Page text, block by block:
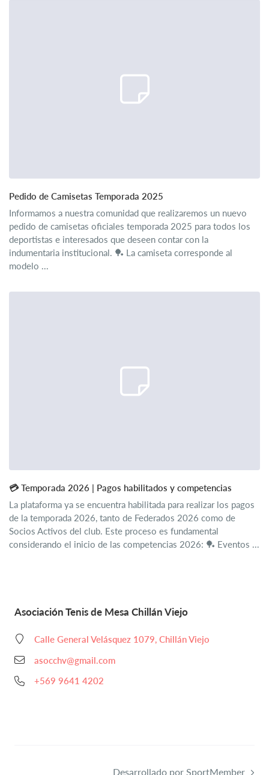
Pedido de Camisetas Temporada 2025
Informamos a nuestra comunidad que realizaremos un nuevo
pedido de camisetas oficiales temporada 2025 para todos los
deportistas e interesados que deseen contar con la
indumentaria institucional. 🏓 La camiseta corresponde al
modelo ...
​💳 Temporada 2026 | Pagos habilitados y competencias
La plataforma ya se encuentra habilitada para realizar los pagos
de la temporada 2026, tanto de Federados 2026 como de
Socios Activos del club. Este proceso es fundamental
considerando el inicio de las competencias 2026: 🏓 Eventos ...
Asociación Tenis de Mesa Chillán Viejo
Calle General Velásquez 1079, Chillán Viejo
asocchv@gmail.com
+569 9641 4202
Desarrollado por SportMember